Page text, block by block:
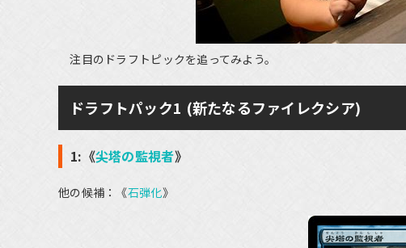
注目のドラフトピックを追ってみよう。
ドラフトパック1 (新たなるファイレクシア)
1:《尖塔の監視者》
他の候補：《石弾化》